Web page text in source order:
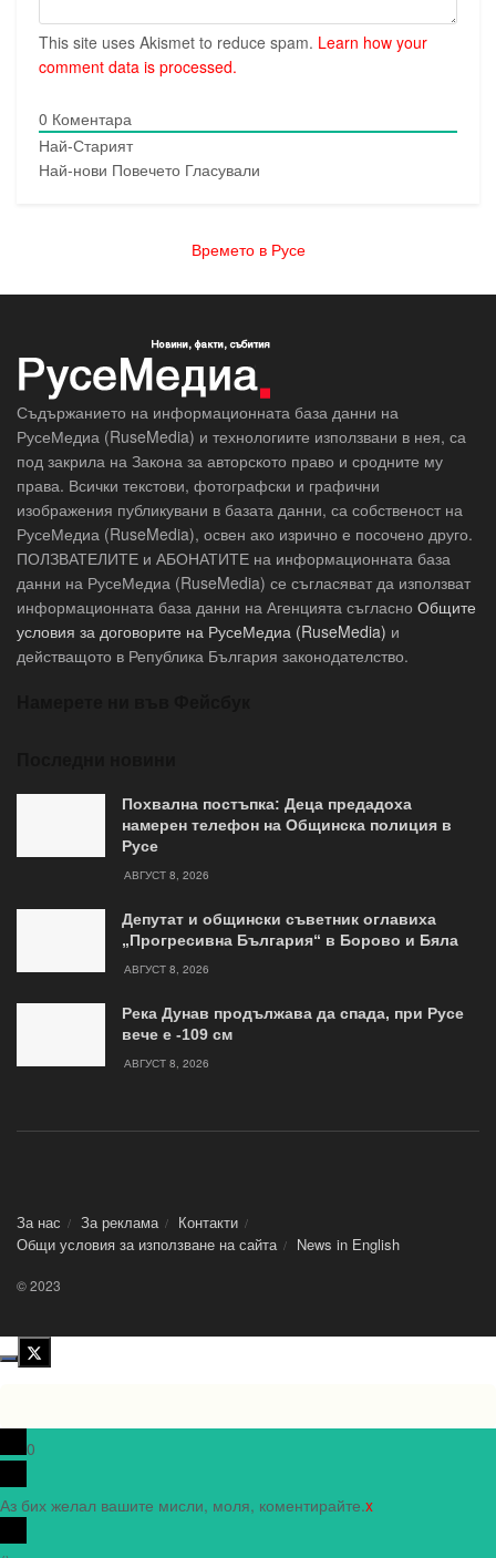
This site uses Akismet to reduce spam. Learn how your
comment data is processed.
0 Коментара
Най-Старият
Най-нови Повечето Гласували
Времето в Русе
Съдържанието на информационната база данни на
РусеМедиа (RuseMedia) и технологиите използвани в нея, са
под закрила на Закона за авторското право и сродните му
права. Всички текстови, фотографски и графични
изображения публикувани в базата данни, са собственост на
РусеМедиа (RuseMedia), освен ако изрично е посочено друго.
ПОЛЗВАТЕЛИТЕ и АБОНАТИТЕ на информационната база
данни на РусеМедиа (RuseMedia) се съгласяват да използват
информационната база данни на Агенцията съгласно Общите
условия за договорите на РусеМедиа (RuseMedia) и
действащото в Република България законодателство.
Похвална постъпка: Деца предадоха
намерен телефон на Общинска полиция в
Русе
АВГУСТ 8, 2026
Депутат и общински съветник оглавиха
„Прогресивна България“ в Борово и Бяла
АВГУСТ 8, 2026
Река Дунав продължава да спада, при Русе
вече е -109 см
АВГУСТ 8, 2026
За нас За реклама
Контакти
Общи условия за използване на сайта
News in Еnglish
© 2023
0
Аз бих желал вашите мисли, моля, коментирайте.x